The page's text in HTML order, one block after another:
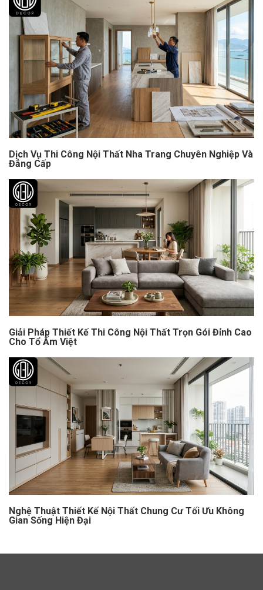
Dịch Vụ Thi Công Nội Thất Nha Trang Chuyên Nghiệp Và
Đẳng Cấp
Giải Pháp Thiết Kế Thi Công Nội Thất Trọn Gói Đỉnh Cao
Cho Tổ Ấm Việt
Nghệ Thuật Thiết Kế Nội Thất Chung Cư Tối Ưu Không
Gian Sống Hiện Đại